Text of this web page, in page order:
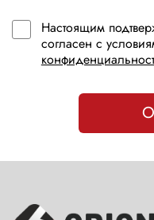
Настоящим
согласен с